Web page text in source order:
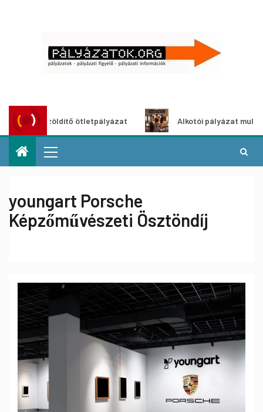
ötletpályázat Alkotói pályázat multimédia-
youngart Porsche
Képzőművészeti Ösztöndíj